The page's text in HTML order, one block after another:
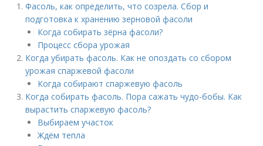
Фасоль, как определить, что созрела. Сбор и
подготовка к хранению зерновой фасоли
Когда собирать зёрна фасоли?
Процесс сбора урожая
Когда убирать фасоль. Как не опоздать со сбором
урожая спаржевой фасоли
Когда собирают спаржевую фасоль
Когда собирать фасоль. Пора сажать чудо-бобы. Как
вырастить спаржевую фасоль?
Выбираем участок
Ждём тепла